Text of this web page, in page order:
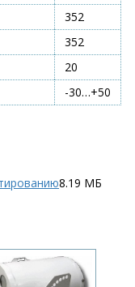
352
352
20
-30…+50
8.19 МБ